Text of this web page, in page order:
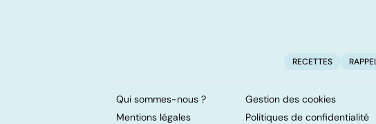
RECETTES
Qui sommes-nous ?
Gestion des cookies
Mentions légales
Politiques de confidentialité